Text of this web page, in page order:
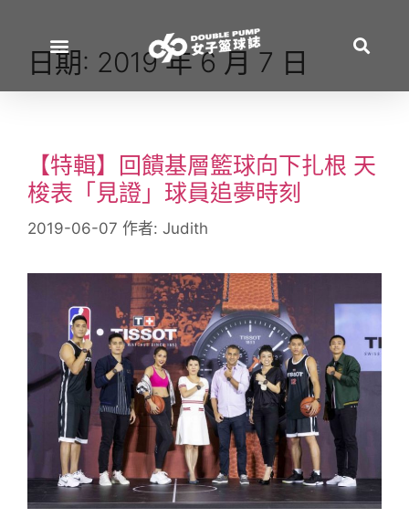
日期: 2019 年 6 月 7 日
【特輯】回饋基層籃球向下扎根 天
梭表「見證」球員追夢時刻
2019-06-07 作者: Judith